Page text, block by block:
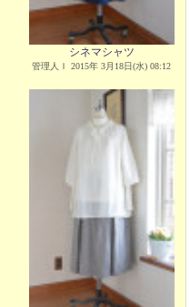
シネマシャツ
管理人Ｉ 2015年 3月18日(水) 08:12